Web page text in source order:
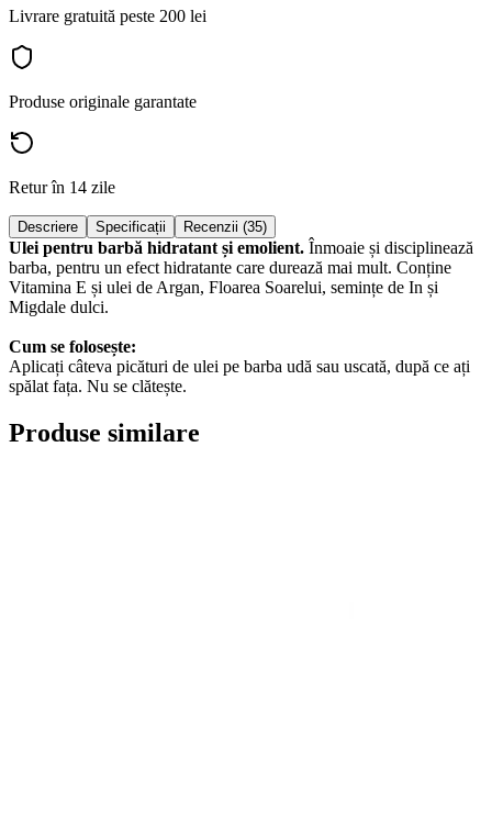
Livrare gratuită peste 200 lei
Produse originale garantate
Retur în 14 zile
Descriere Specificații Recenzii (35)
Ulei pentru barbă hidratant și emolient. Înmoaie și disciplinează
barba, pentru un efect hidratante care durează mai mult. Conține
Vitamina E și ulei de Argan, Floarea Soarelui, semințe de In și
Migdale dulci.
Cum se folosește:
Aplicați câteva picături de ulei pe barba udă sau uscată, după ce ați
spălat fața. Nu se clătește.
Produse similare